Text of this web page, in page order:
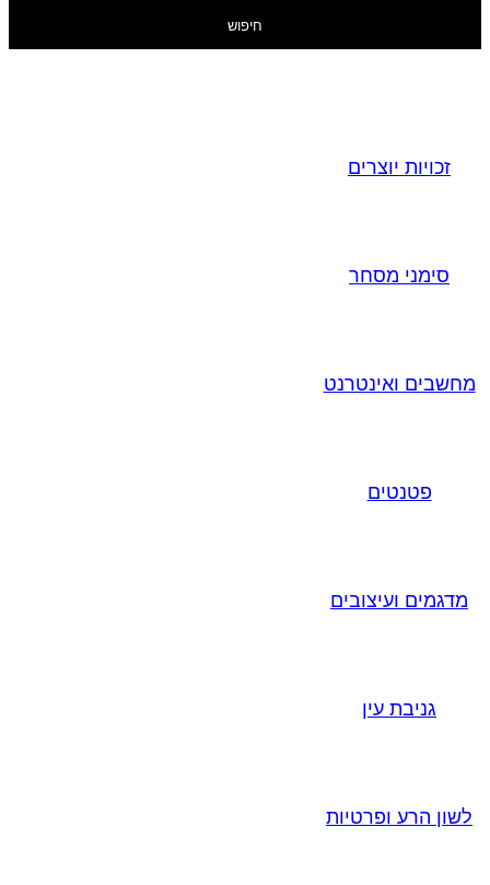
חיפוש
זכויות יוצרים
סימני מסחר
מחשבים ואינטרנט
פטנטים
מדגמים ועיצובים
גניבת עין
לשון הרע ופרטיות